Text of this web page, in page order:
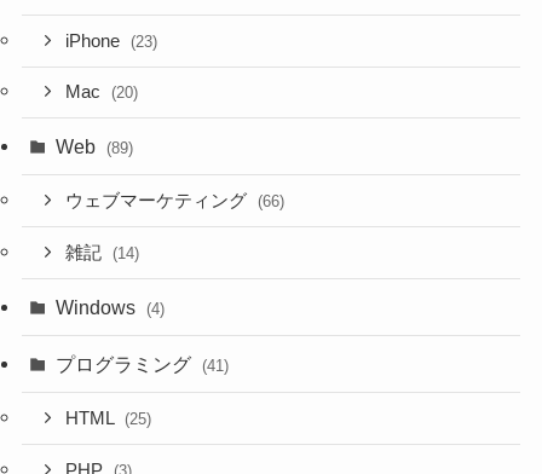
iPhone (23)
Mac (20)
Web (89)
ウェブマーケティング (66)
雑記 (14)
Windows (4)
プログラミング (41)
HTML (25)